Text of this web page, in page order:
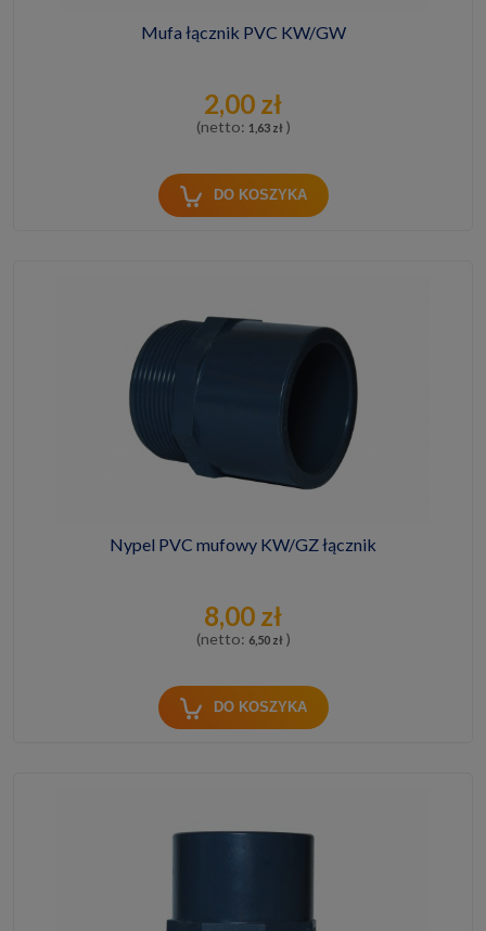
Mufa łącznik PVC KW/GW
2,00 zł
(netto: 1,63 zł )
DO KOSZYKA
Nypel PVC mufowy KW/GZ łącznik
8,00 zł
(netto: 6,50 zł )
DO KOSZYKA